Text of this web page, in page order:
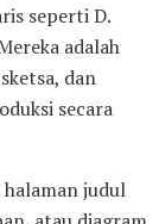
seperti D.
adalah
dan
secara
judul